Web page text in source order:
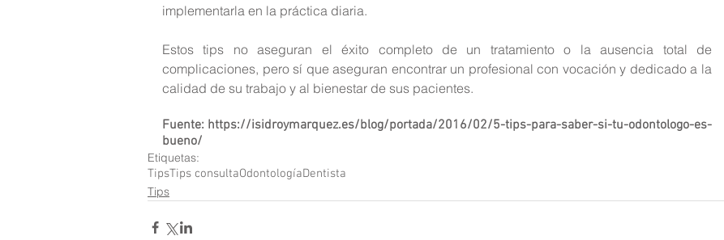
implementarla en la práctica diaria.
Estos tips no aseguran el éxito completo de un tratamiento o la ausencia total de
complicaciones, pero sí que aseguran encontrar un profesional con vocación y dedicado a la
calidad de su trabajo y al bienestar de sus pacientes.
Fuente: https://isidroymarquez.es/blog/portada/2016/02/5-tips-para-saber-si-tu-odontologo-es-
bueno/
Etiquetas:
TipsTips consultaOdontologíaDentista
Tips